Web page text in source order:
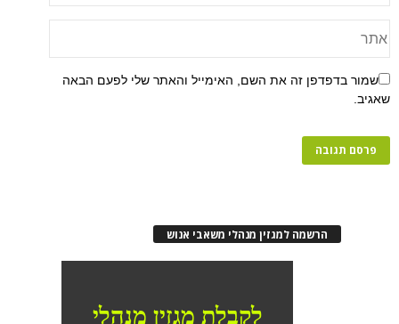
שמור בדפדפן זה את השם, האימייל והאתר שלי לפעם הבאה
שאגיב.
הרשמה למגזין מנהלי משאבי אנוש